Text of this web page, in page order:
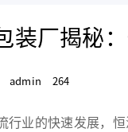
装厂揭秘
admin 264
业的快速发展，恒